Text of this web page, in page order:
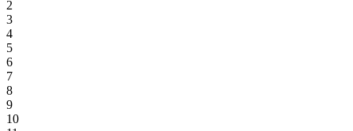
2
3
4
5
6
7
8
9
10